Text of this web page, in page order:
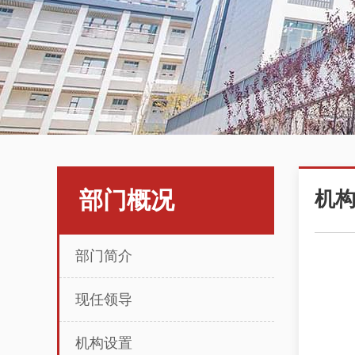
部门概况
部门简介
现任领导
机构设置
机